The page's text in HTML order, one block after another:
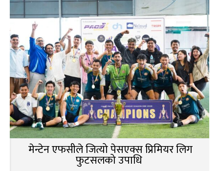
मेन्टेन एफसीले जित्यो पेसएक्स प्रिमियर लिग
फुटसलको उपाधि